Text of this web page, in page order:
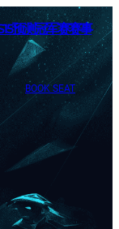
预测冠军赛赛事
BOOK SEAT